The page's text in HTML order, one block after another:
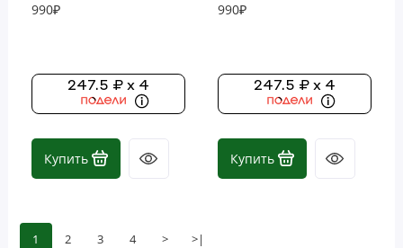
Вишня), 222 мл (7,5 унций)
990₽
247.5 ₽ x 4
Купить
(Мармеладный олень с
990₽
247.5 ₽ x 4
Купить
1 2 3 4 > >|